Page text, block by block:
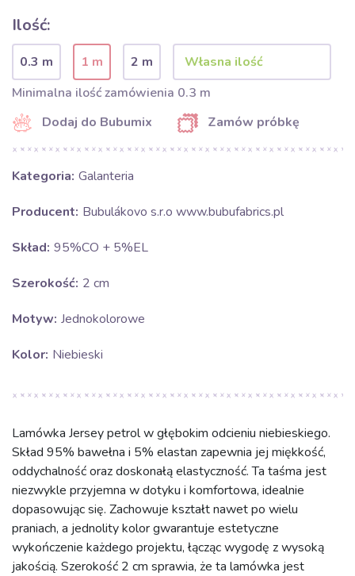
Ilość:
0.3 m 1 m
2 m
Minimalna ilość zamówienia 0.3 m
Dodaj do Bubumix
Zamów próbkę
Kategoria: Galanteria
Producent: Bubulákovo s.r.o www.bubufabrics.pl
Skład: 95%CO + 5%EL
Szerokość: 2 cm
Motyw: Jednokolorowe
Kolor: Niebieski
Lamówka Jersey petrol w głębokim odcieniu niebieskiego.
Skład 95% bawełna i 5% elastan zapewnia jej miękkość,
oddychalność oraz doskonałą elastyczność. Ta taśma jest
niezwykle przyjemna w dotyku i komfortowa, idealnie
dopasowując się. Zachowuje kształt nawet po wielu
praniach, a jednolity kolor gwarantuje estetyczne
wykończenie każdego projektu, łącząc wygodę z wysoką
jakością. Szerokość 2 cm sprawia, że ta lamówka jest